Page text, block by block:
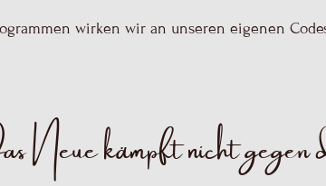
wirken wir an unseren eigenen
kämpft nicht